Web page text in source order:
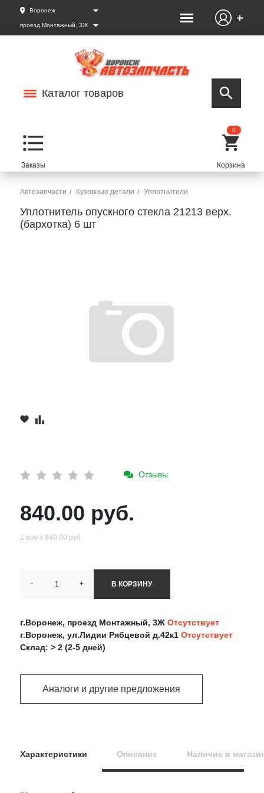
Воронеж
проезд Монтажный, 3Ж
Каталог товаров
0
Автозапчасти Кузовные детали Уплотнители
Уплотнитель опускного стекла 21213 верх.
(бархотка) 6 шт
Отзывы
840.00 руб.
1 ком х 840.00 руб.
- + В КОРЗИНУ
г.Воронеж, проезд Монтажный, 3Ж Отсутствует
г.Воронеж, ул.Лидии Рябцевой д.42к1 Отсутствует
Склад: > 2 (2-5 дней)
Аналоги и другие предложения
Характеристики Описание Наличие в